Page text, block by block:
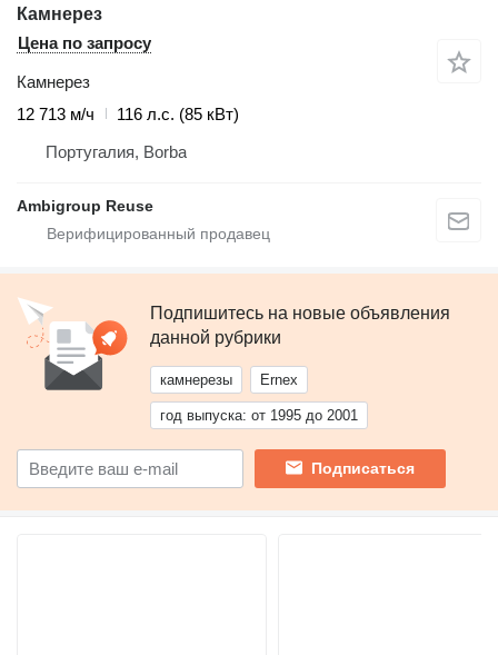
Камнерез
Цена по запросу
Камнерез
12 713 м/ч
116 л.с. (85 кВт)
Португалия, Borba
Ambigroup Reuse
Подпишитесь на новые объявления
данной рубрики
камнерезы Ernex
год выпуска: от 1995 до 2001
Подписаться